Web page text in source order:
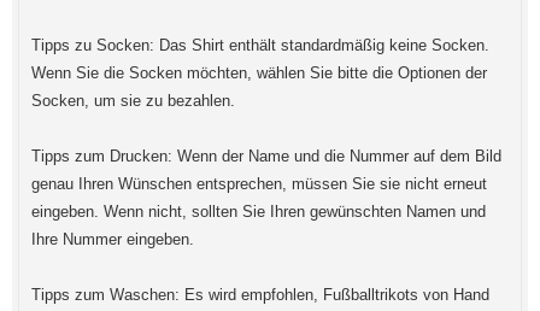
Tipps zu Socken: Das Shirt enthält standardmäßig keine Socken.
Wenn Sie die Socken möchten, wählen Sie bitte die Optionen der
Socken, um sie zu bezahlen.
Tipps zum Drucken: Wenn der Name und die Nummer auf dem Bild
genau Ihren Wünschen entsprechen, müssen Sie sie nicht erneut
eingeben. Wenn nicht, sollten Sie Ihren gewünschten Namen und
Ihre Nummer eingeben.
Tipps zum Waschen: Es wird empfohlen, Fußballtrikots von Hand